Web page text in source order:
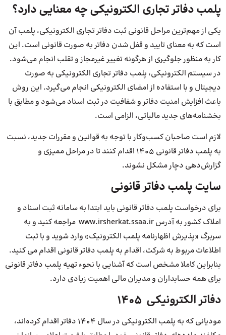
پلمب دفاتر تجاری الکترونیکی چه معنایی دارد؟
یکی از مهم‌ترین مراحل قانونی ثبت دفاتر تجاری الکترونیکی، پلمب آن
است که به معنای تایید و قفل شدن دفاتر به صورت قانونی است. این
کار به منظور جلوگیری از هرگونه تغییر غیرمجاز و تقلب انجام می‌شود.
در سیستم الکترونیکی، پلمب دفاتر تجاری الکترونیکی به صورت
دیجیتال و با استفاده از امضای الکترونیکی انجام می‌گیرد. این روش
باعث افزایش امنیت دفاتر و شفافیت در ثبت اسناد می‌شود و مطابق با
بخشنامه‌های جدید مالیاتی، الزامی است.
لازم است صاحبان کسب‌وکار با توجه به قوانین و مقررات جدید، نسبت
به پلمب دفاتر قانونی 1405 اقدام کنند تا در مراحل ممیزی و
گزارش‌دهی دچار مشکل نشوند.
سایت پلمب دفاتر قانونی
برای درخواست پلمب دفاتر قانونی باید ابتدا به سامانه ثبت اسناد و
املاک کشور به آدرس www.irsherkat.ssaa.ir مراجعه کنید و به
سربرگ «پذیرش اظهارنامه پلمب الکترونیک» وارد شوید و با ثبت
اطلاعات مربوط به شرکت، اقدام به پلمب دفاتر قانونی اقدام می کنید.
بنابراین کاملا مشخص است که آشنایی با نحوء تهیه پلمب دفاتر قانونی
برای همه حسابداران و مدیران مالی اهمیت زیادی دارد.
دفاتر الکترونیکی 1405
مودیانی که به پلمب الکترونیکی در سال ۱۴۰۴ دفاتر اقدام کرده‌اند،